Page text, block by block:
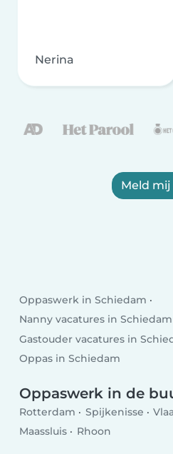
Nerina
Meld mij
Oppaswerk in Schiedam
Nanny vacatures in Schiedam
Gastouder vacatures in
Oppas in Schiedam
Oppaswerk in de
Rotterdam Spijkenisse
Maassluis
Rhoon